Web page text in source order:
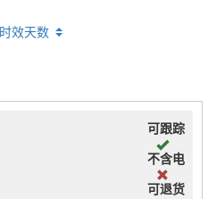
时效天数
可跟踪
不含电
可退货